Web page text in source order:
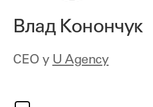
Влад Конончук
CEO у U Agency